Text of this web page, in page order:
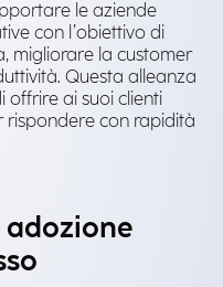
le aziende
con l’obiettivo di
migliorare la customer
Questa alleanza
offrire ai suoi clienti
rispondere con rapidità